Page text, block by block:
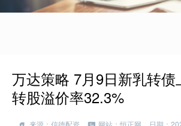
万达策略 7月9日新乳转债
转股溢价率32.3%
来源：信德配资 网站：恒正网 日期：